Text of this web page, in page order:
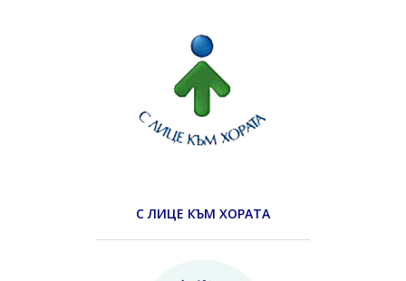
С ЛИЦЕ КЪМ ХОРАТА